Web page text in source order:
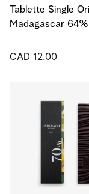
Tablette Single
Madagascar 64%
CAD 12.00